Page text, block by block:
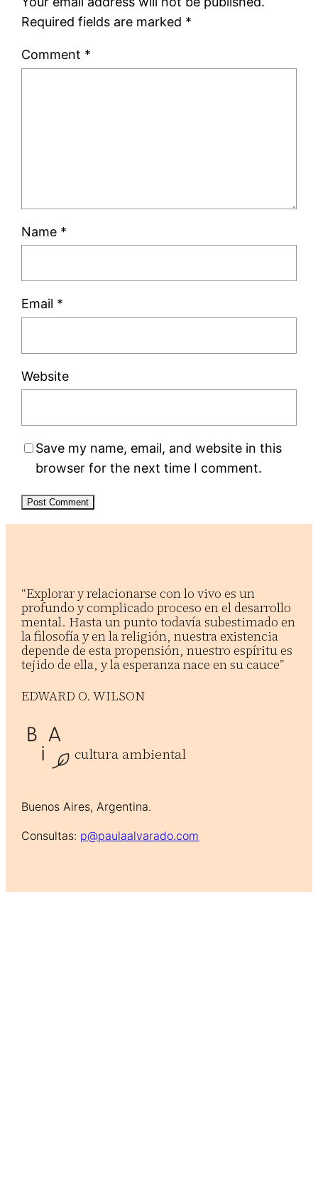
Required fields are marked *
Comment *
Name *
Email *
Website
Save my name, email, and website in this
browser for the next time I comment.
“Explorar y relacionarse con lo vivo es un
profundo y complicado proceso en el desarrollo
mental. Hasta un punto todavía subestimado en
la filosofía y en la religión, nuestra existencia
depende de esta propensión, nuestro espíritu es
tejido de ella, y la esperanza nace en su cauce”
EDWARD O. WILSON
cultura ambiental
Buenos Aires, Argentina.
Consultas: p@paulaalvarado.com